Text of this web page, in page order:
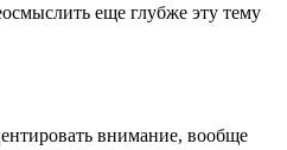
еще глубже эту тему
внимание, вообще